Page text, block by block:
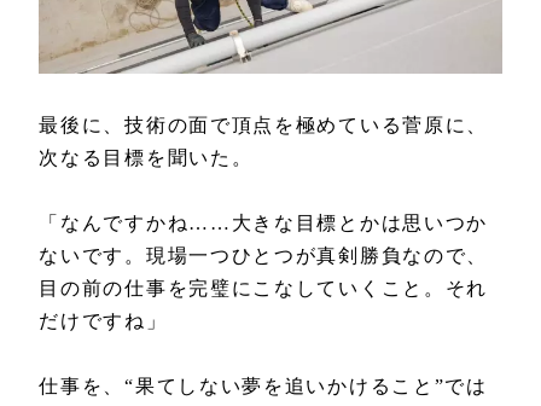
最後に、技術の面で頂点を極めている菅原に、
次なる目標を聞いた。
「なんですかね……大きな目標とかは思いつか
ないです。現場一つひとつが真剣勝負なので、
目の前の仕事を完璧にこなしていくこと。それ
だけですね」
仕事を、“果てしない夢を追いかけること”では